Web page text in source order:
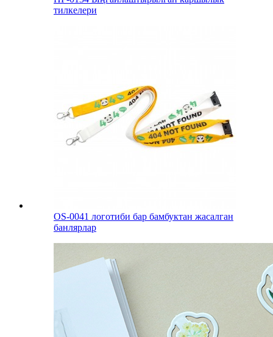
тилкелери
OS-0041 логотиби бар бамбуктан жасалган
банлярлар